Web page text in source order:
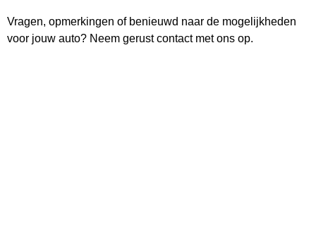
Vragen, opmerkingen of benieuwd naar de mogelijkheden
voor jouw auto? Neem gerust contact met ons op.